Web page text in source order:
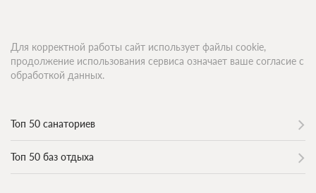
Топ 50 санаториев
Топ 50 баз отдыха
Для корректной работы сайт использует файлы cookie,
продолжение использования сервиса означает ваше согласие с
обработкой данных.